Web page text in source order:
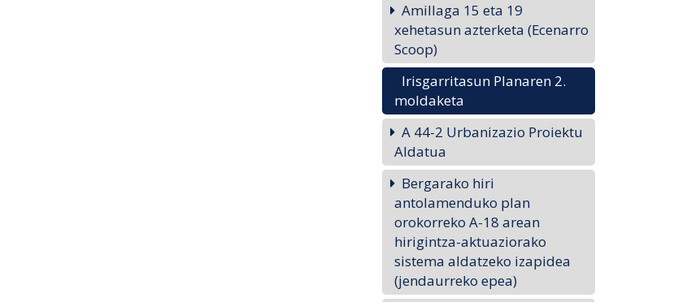
Amillaga 15 eta 19
xehetasun azterketa (Ecenarro
Scoop)
Irisgarritasun Planaren 2.
moldaketa
A 44-2 Urbanizazio Proiektu
Aldatua
Bergarako hiri
antolamenduko plan
orokorreko A-18 arean
hirigintza-aktuaziorako
sistema aldatzeko izapidea
(jendaurreko epea)